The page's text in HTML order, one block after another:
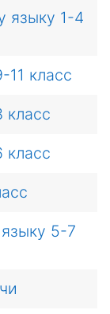
языку 1-4
класс
класс
класс
5-7